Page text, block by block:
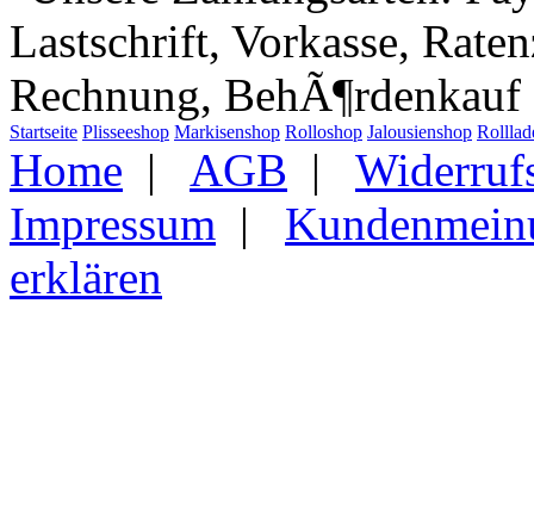
Startseite Plisseeshop Markisenshop Rolloshop Jalousienshop
Home | AGB |
Impressum |
erklären